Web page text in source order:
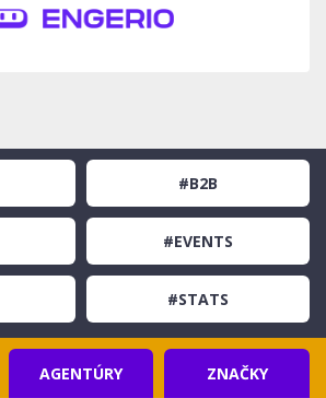
#B2B
#EVENTS
#STATS
AGENTÚRY ZNAČKY